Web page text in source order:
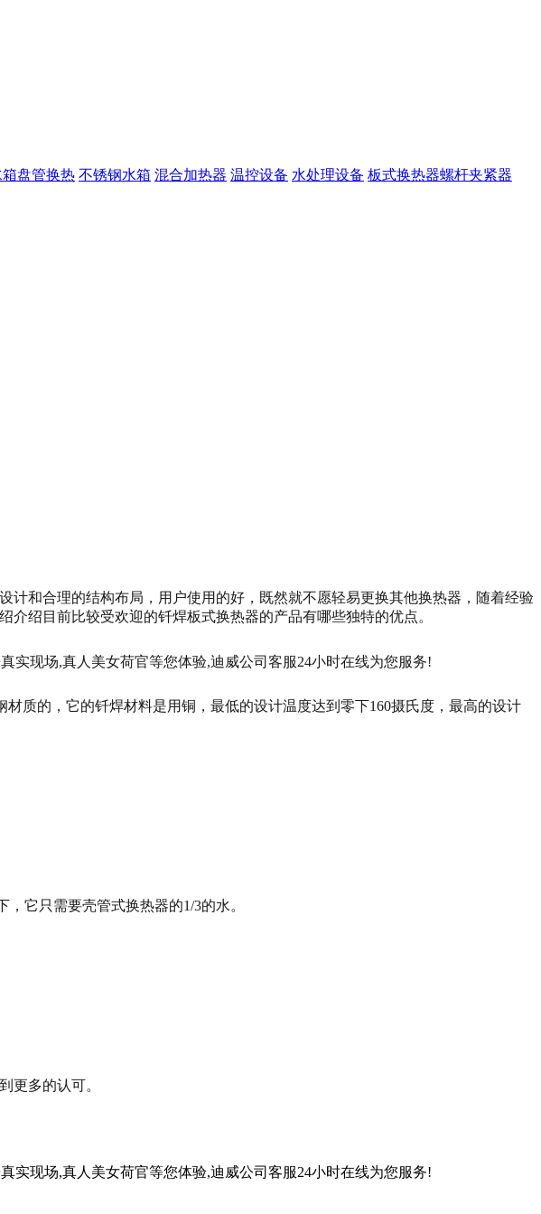
箱盘管换热 不锈钢水箱 混合加热器 温控设备 水处理设备 板式换热器螺杆夹紧器
和合理的结构布局，用户使用的好，既然就不愿轻易更换其他换热器，随着经验
绍目前比较受欢迎的钎焊板式换热器的产品有哪些独特的优点。
质的，它的钎焊材料是用铜，最低的设计温度达到零下160摄氏度，最高的设计
它只需要壳管式换热器的1/3的水。
更多的认可。